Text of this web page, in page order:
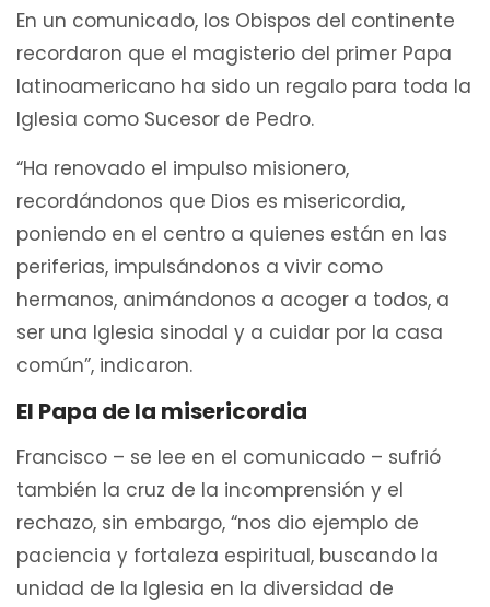
En un comunicado, los Obispos del continente
recordaron que el magisterio del primer Papa
latinoamericano ha sido un regalo para toda la
Iglesia como Sucesor de Pedro.
“Ha renovado el impulso misionero,
recordándonos que Dios es misericordia,
poniendo en el centro a quienes están en las
periferias, impulsándonos a vivir como
hermanos, animándonos a acoger a todos, a
ser una Iglesia sinodal y a cuidar por la casa
común”, indicaron.
El Papa de la misericordia
Francisco – se lee en el comunicado – sufrió
también la cruz de la incomprensión y el
rechazo, sin embargo, “nos dio ejemplo de
paciencia y fortaleza espiritual, buscando la
unidad de la Iglesia en la diversidad de